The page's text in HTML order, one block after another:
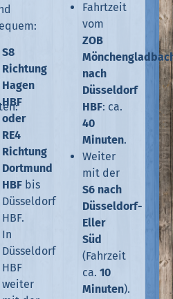
S8
Richtung
Hagen
HBF
oder
RE4
Richtung
Dortmund
HBF bis
Düsseldorf
HBF.
In
Düsseldorf
HBF
weiter
Fahrtzeit
vom
ZOB
nach
Düsseldorf
HBF: ca.
40
Minuten.
Weiter
mit der
S6 nach
Düsseldorf-
Eller
Süd
(Fahrzeit
ca. 10
Minuten).